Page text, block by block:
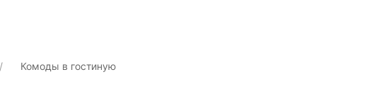
Комоды в гостиную